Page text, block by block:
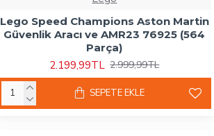
Lego Speed Champions Aston Martin
Güvenlik Aracı ve AMR23 76925 (564
Parça)
2.199,99TL 2.999,99TL
SEPETE EKLE